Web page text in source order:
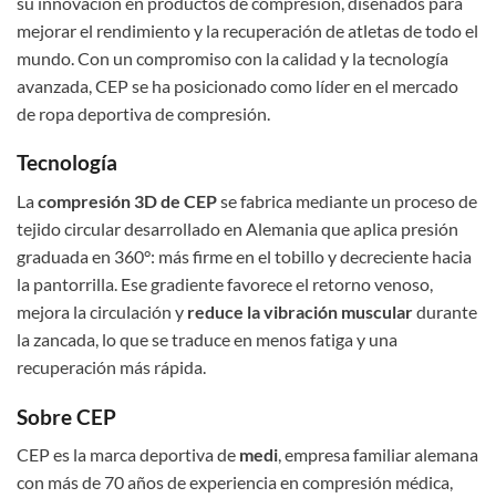
mejorar el rendimiento y la recuperación de atletas de todo el
mundo. Con un compromiso con la calidad y la tecnología
avanzada, CEP se ha posicionado como líder en el mercado
de ropa deportiva de compresión.
Tecnología
Lacompresión 3D de CEPse fabrica mediante un proceso de
tejido circular desarrollado en Alemania que aplica presión
graduada en 360°: más firme en el tobillo y decreciente hacia
la pantorrilla. Ese gradiente favorece el retorno venoso,
mejora la circulación y reduce la vibración musculardurante
la zancada, lo que se traduce en menos fatiga y una
recuperación más rápida.
Sobre CEP
CEP es la marca deportiva de medi, empresa familiar alemana
con más de 70 años de experiencia en compresión médica,